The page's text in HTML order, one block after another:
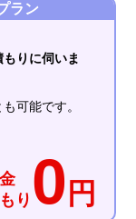
ラン
りに伺いま
可能です。
り 0 円